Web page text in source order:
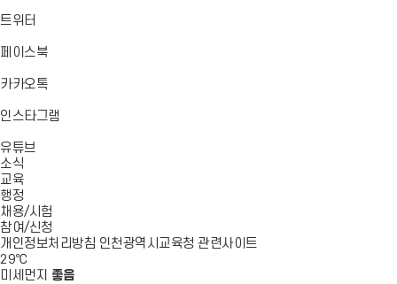
가
가
트위터
가
페이스북바
가
카카오톡바
가
인스타그램
유튜브
소식
교육
행정
채용/시험
참여/신청
개인정보처리방침 인천광역시교육청 관련사이트
29℃
미세먼지 좋음